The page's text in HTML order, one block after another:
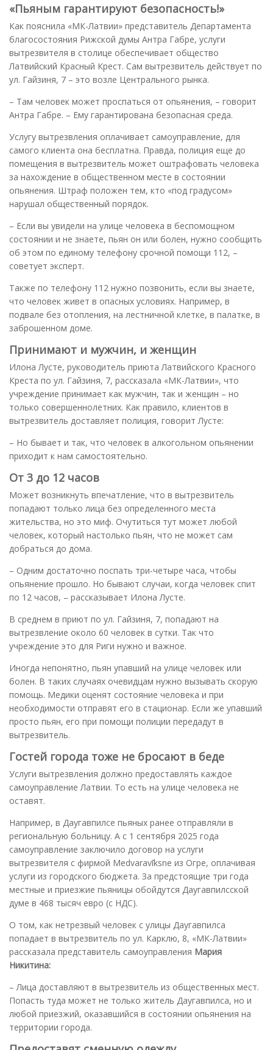
«Пьяным гарантируют безопасность!»
Как пояснила «МК-Латвии» представитель Департамента
благосостояния Рижской думы Антра Габре, услуги
вытрезвителя в столице обеспечивает общество
Латвийский Красный Крест. Сам вытрезвитель действует по
ул. Гайзиня, 7 – это возле Центрального рынка.
– Там человек может проспаться от опьянения, – говорит
Антра Габре. – Ему гарантирована безопасная среда.
Услугу вытрезвления оплачивает самоуправление, для
самого клиента она бесплатна. Правда, полиция еще до
помещения в вытрезвитель может оштрафовать человека
за нахождение в общественном месте в состоянии
опьянения. Штраф положен тем, кто «под градусом»
нарушал общественный порядок.
– Если вы увидели на улице человека в беспомощном
состоянии и не знаете, пьян он или болен, нужно сообщить
об этом по единому телефону срочной помощи 112, –
советует эксперт.
Также по телефону 112 нужно позвонить, если вы знаете,
что человек живет в опасных условиях. Например, в
подвале без отопления, на лестничной клетке, в палатке, в
заброшенном доме.
Принимают и мужчин, и женщин
Илона Лусте, руководитель приюта Латвийского Красного
Креста по ул. Гайзиня, 7, рассказала «МК-Латвии», что
учреждение принимает как мужчин, так и женщин – но
только совершеннолетних. Как правило, клиентов в
вытрезвитель доставляет полиция, говорит Лусте:
– Но бывает и так, что человек в алкогольном опьянении
приходит к нам самостоятельно.
От 3 до 12 часов
Может возникнуть впечатление, что в вытрезвитель
попадают только лица без определенного места
жительства, но это миф. Очутиться тут может любой
человек, который настолько пьян, что не может сам
добраться до дома.
– Одним достаточно поспать три-четыре часа, чтобы
опьянение прошло. Но бывают случаи, когда человек спит
по 12 часов, – рассказывает Илона Лусте.
В среднем в приют по ул. Гайзиня, 7, попадают на
вытрезвление около 60 человек в сутки. Так что
учреждение это для Риги нужно и важное.
Иногда непонятно, пьян упавший на улице человек или
болен. В таких случаях очевидцам нужно вызывать скорую
помощь. Медики оценят состояние человека и при
необходимости отправят его в стационар. Если же упавший
просто пьян, его при помощи полиции передадут в
вытрезвитель.
Гостей города тоже не бросают в беде
Услуги вытрезвления должно предоставлять каждое
самоуправление Латвии. То есть на улице человека не
оставят.
Например, в Даугавпилсе пьяных ранее отправляли в
региональную больницу. А с 1 сентября 2025 года
самоуправление заключило договор на услуги
вытрезвителя с фирмой Medvaravīksne из Огре, оплачивая
услуги из городского бюджета. За предстоящие три года
местные и приезжие пьяницы обойдутся Даугавпилсской
думе в 468 тысяч евро (с НДС).
О том, как нетрезвый человек с улицы Даугавпилса
попадает в вытрезвитель по ул. Карклю, 8, «МК-Латвии»
рассказала представитель самоуправления Мария
Никитина:
– Лица доставляют в вытрезвитель из общественных мест.
Попасть туда может не только житель Даугавпилса, но и
любой приезжий, оказавшийся в состоянии опьянения на
территории города.